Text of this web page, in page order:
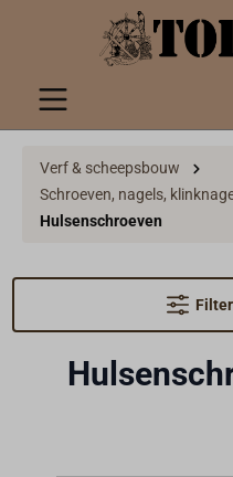
hoofdinhoud
Verf & scheepsbouw
Schroeven, nagels,
Hulsenschroeven